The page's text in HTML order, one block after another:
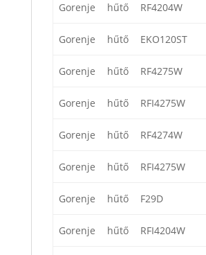
Gorenje hűtő RF4204W
Gorenje hűtő EKO120ST
Gorenje hűtő RF4275W
Gorenje hűtő RFI4275W
Gorenje hűtő RF4274W
Gorenje hűtő RFI4275W
Gorenje hűtő F29D
Gorenje hűtő RFI4204W